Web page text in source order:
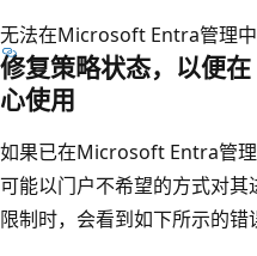
无法在Microsoft Entra管理中
修复策略状态，以便
心使用
如果已在Microsoft Entra管
可能以门户不希望的方式对
限制时，会看到如下所示的错